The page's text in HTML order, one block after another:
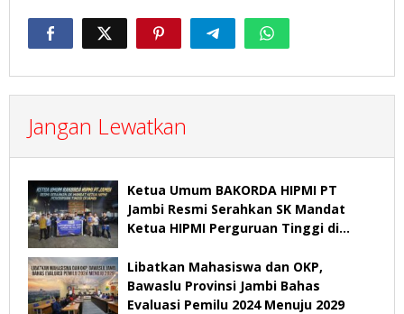
Jangan Lewatkan
Ketua Umum BAKORDA HIPMI PT
Jambi Resmi Serahkan SK Mandat
Ketua HIPMI Perguruan Tinggi di
Libatkan Mahasiswa dan OKP,
Bawaslu Provinsi Jambi Bahas
Evaluasi Pemilu 2024 Menuju 2029